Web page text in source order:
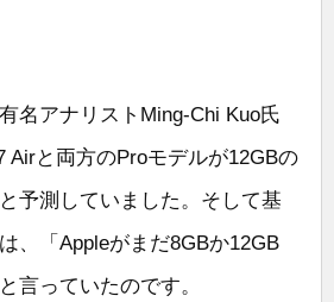
名アナリストMing-Chi Kuo氏
Airと両方のProモデルが12GBの
予測していました。そして基
、「Appleがまだ8GBか12GB
言っていたのです。